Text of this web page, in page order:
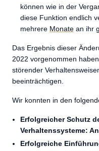
können wie in der
diese Funktion endlich
mehrere Monate an ihr
Das Ergebnis dieser
2022 vorgenommen
störender
beeinträchtigen.
Wir konnten in den
Erfolgreicher Schutz
Verhaltenssysteme:
Erfolgreiche